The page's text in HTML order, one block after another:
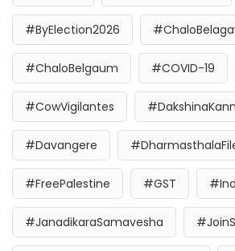
#ByElection2026
#ChaloBelgaum #COVID-19
#CowVigilantes
#Davangere
#FreePalestine #GST
#JanadikaraSamavesha